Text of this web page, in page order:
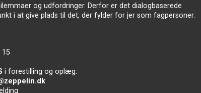
og udfordringer. Derfor er det dialogbaserede
i at give plads til det, der fylder for jer som fagpersoner.
15
i forestilling og oplæg.